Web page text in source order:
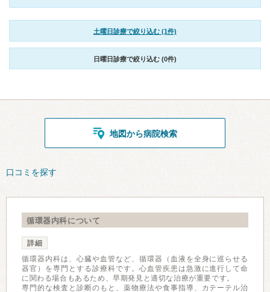
土曜日診療で絞り込む (1件)
日曜日診療で絞り込む (0件)
地図から病院検索
口コミを探す
循環器内科について
詳細
循環器内科は、心臓や血管など、循環器（血液を全身に巡らせる
器官）を専門とする診療科です。心血管疾患は急激に進行して命
に関わる場合もあるため、早期発見と適切な治療が重要です。
専門的な検査と診断のもと、薬物療法や食事指導、カテーテル治